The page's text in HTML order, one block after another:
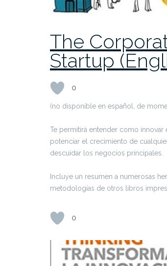
The
Startup
0
(no disponible en español, de
Te permitirá entender como innovar
potenciar el crecimiento de
descuidar los negocios principales.
Incluye un resumen a numerosas
metodologías de otros libros
0